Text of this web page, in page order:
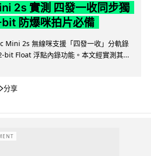
2s 實測 四發一收同步獨
防爆咪拍片必備
Mini 2s 無線咪支援「四發一收」分軌錄
bit Float 浮點內錄功能。本文經實測其...
分享